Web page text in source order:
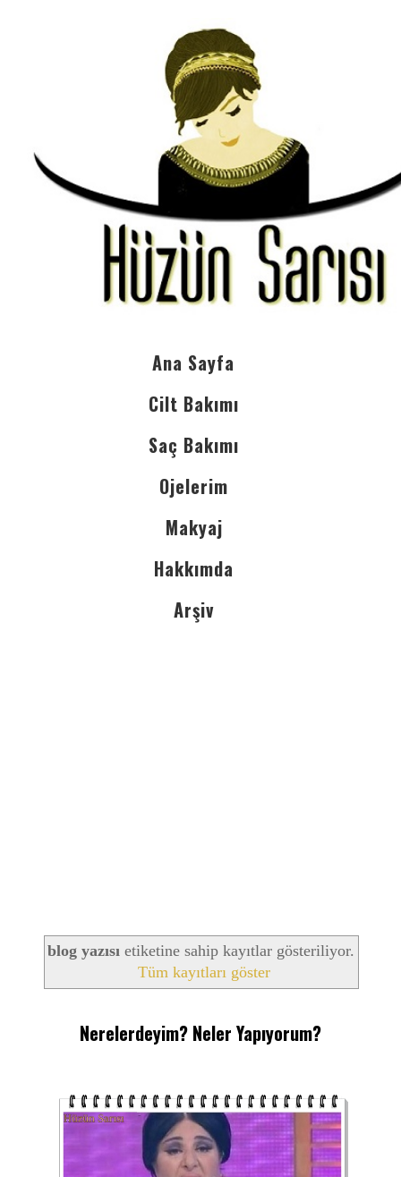
Ana Sayfa
Cilt Bakımı
Saç Bakımı
Ojelerim
Makyaj
Hakkımda
Arşiv
blog yazısı etiketine sahip kayıtlar gösteriliyor.
Tüm kayıtları göster
Nerelerdeyim? Neler Yapıyorum?